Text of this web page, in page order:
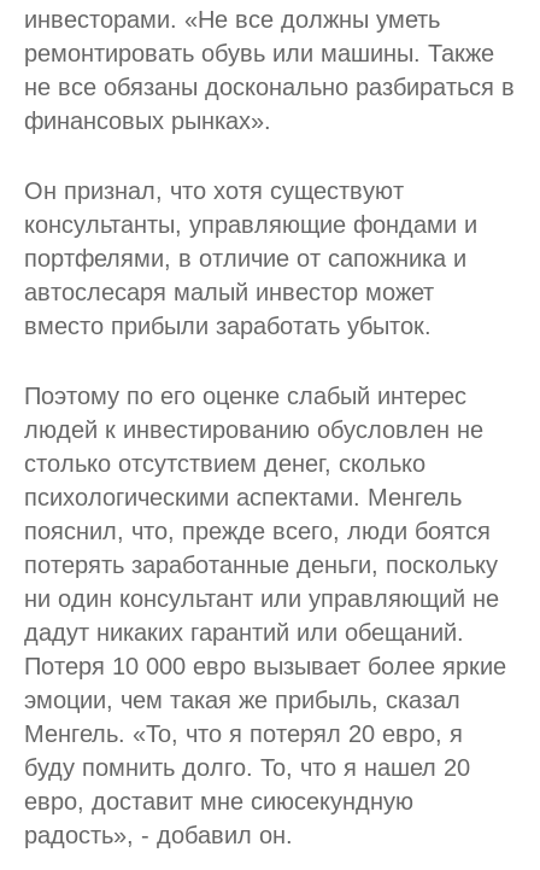
инвесторами. «Не все должны уметь
ремонтировать обувь или машины. Также
не все обязаны досконально разбираться в
финансовых рынках».
Он признал, что хотя существуют
консультанты, управляющие фондами и
портфелями, в отличие от сапожника и
автослесаря малый инвестор может
вместо прибыли заработать убыток.
Поэтому по его оценке слабый интерес
людей к инвестированию обусловлен не
столько отсутствием денег, сколько
психологическими аспектами. Менгель
пояснил, что, прежде всего, люди боятся
потерять заработанные деньги, поскольку
ни один консультант или управляющий не
дадут никаких гарантий или обещаний.
Потеря 10 000 евро вызывает более яркие
эмоции, чем такая же прибыль, сказал
Менгель. «То, что я потерял 20 евро, я
буду помнить долго. То, что я нашел 20
евро, доставит мне сиюсекундную
радость», - добавил он.